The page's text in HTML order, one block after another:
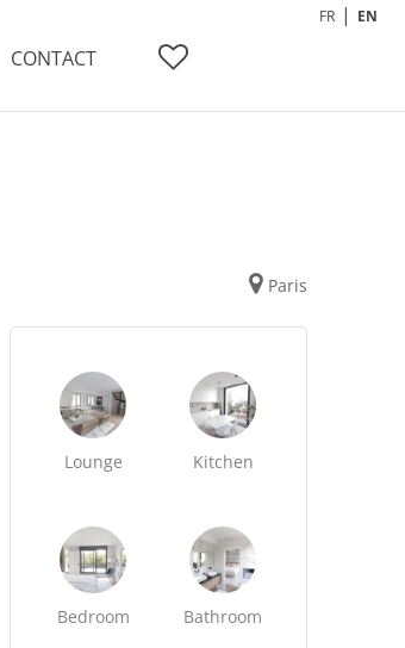
CONTACT
FR EN
Paris
Lounge Kitchen
Bedroom Bathroom